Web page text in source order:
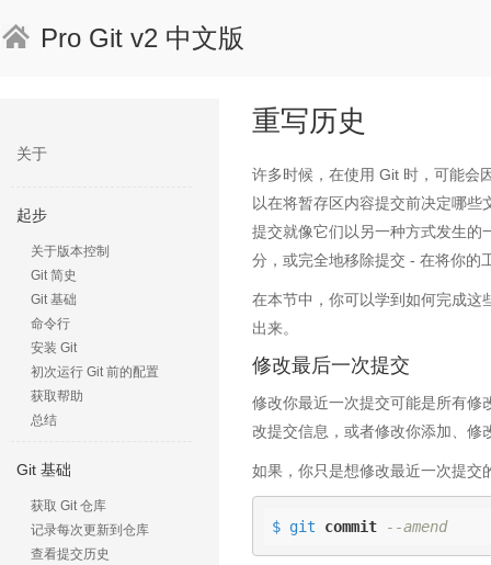
Pro Git v2 中文版
关于
起步
关于版本控制
Git 简史
Git 基础
命令行
安装 Git
初次运行 Git 前的配置
获取帮助
总结
Git 基础
获取 Git 仓库
记录每次更新到仓库
查看提交历史
重写历史
许多时候，在使用 Git 时，可能会
以在将暂存区内容提交前决定哪
提交就像它们以另一种方式发生的
分，或完全地移除提交 - 在将你的
在本节中，你可以学到如何完成这
出来。
修改最后一次提交
修改你最近一次提交可能是所有修
改提交信息，或者修改你添加、修
如果，你只是想修改最近一次提交
$ git commit --amend